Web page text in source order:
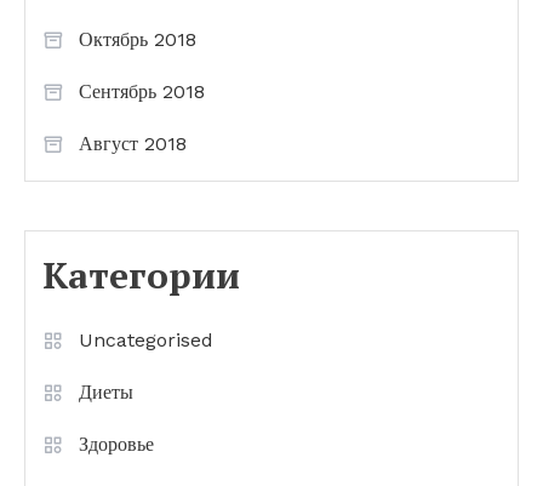
Октябрь 2018
Сентябрь 2018
Август 2018
Категории
Uncategorised
Диеты
Здоровье